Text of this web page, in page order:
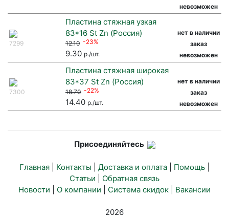
невозможен
7299
Пластина стяжная узкая
83*16 St Zn (Россия)
12.10 -23%
9.30 р./шт.
нет в наличии
заказ
невозможен
7300
Пластина стяжная широкая
83*37 St Zn (Россия)
18.70 -22%
14.40 р./шт.
нет в наличии
заказ
невозможен
Присоединяйтесь
Главная Контакты Доставка и оплата Помощь
Статьи
Обратная связь
Новости
О компании Система скидок | Вакансии
2026